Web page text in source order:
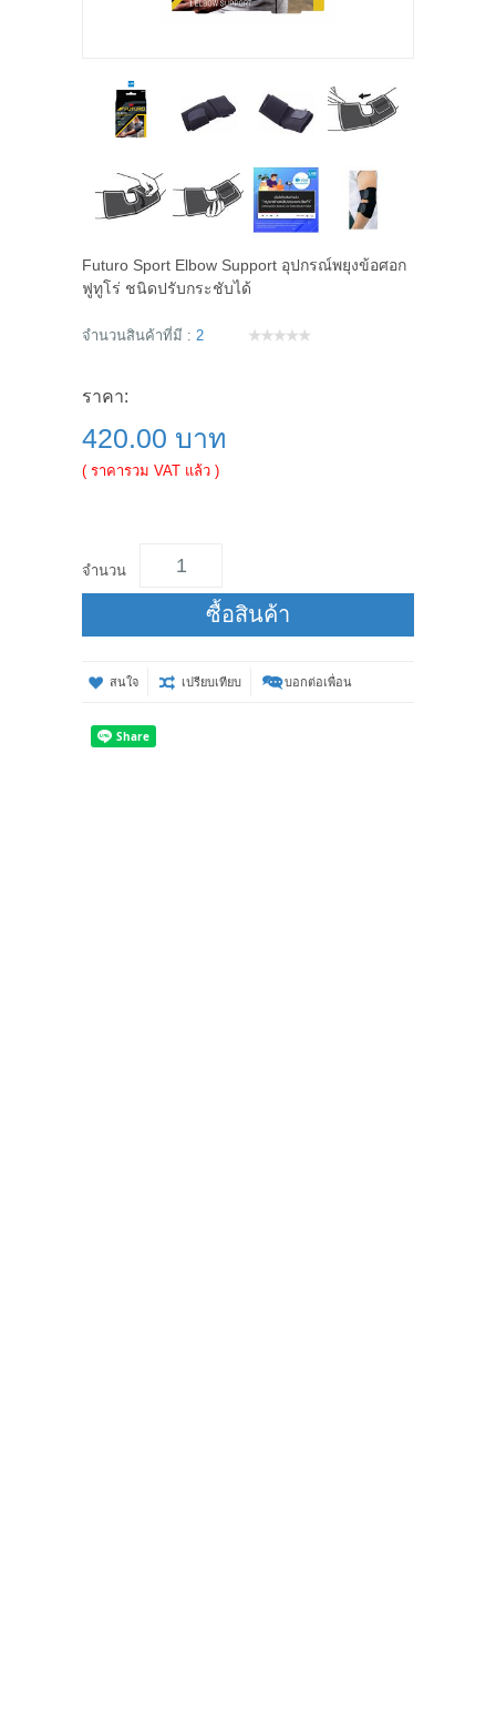
Futuro Sport Elbow Support อุปกรณ์พยุงข้อศอก
ฟูทูโร่ ชนิดปรับกระชับได้
จำนวนสินค้าที่มี : 2
ราคา:
420.00 บาท
( ราคารวม VAT แล้ว )
จำนวน
ซื้อสินค้า
สนใจ เปรียบเทียบ บอกต่อเพื่อน